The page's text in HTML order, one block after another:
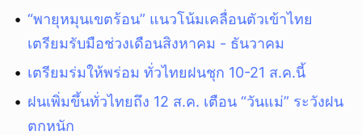
“พายุหมุนเขตร้อน” แนวโน้มเคลื่อนตัวเข้าไทย
เตรียมรับมือช่วงเดือนสิงหาคม - ธันวาคม
เตรียมร่มให้พร่อม ทั่วไทยฝนชุก 10-21 ส.ค.นี้
ฝนเพิ่มขึ้นทั่วไทยถึง 12 ส.ค. เตือน “วันแม่” ระวังฝน
ตกหนัก